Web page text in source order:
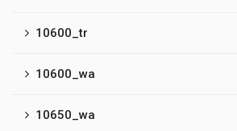
10600_tr
10600_wa
10650_wa